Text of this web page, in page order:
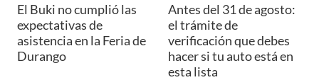
El Buki no cumplió las
expectativas de
asistencia en la Feria de
Durango
Antes del 31 de agosto:
el trámite de
verificación que debes
hacer si tu auto está en
esta lista